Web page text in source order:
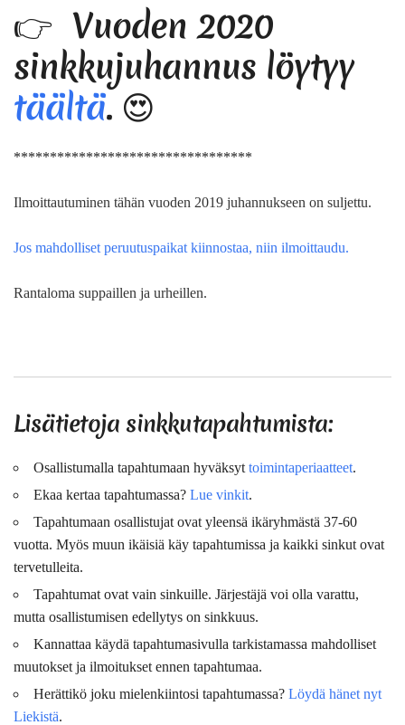
👉 Vuoden 2020
sinkkujuhannus löytyy
täältä. 😍
*********************************
Ilmoittautuminen tähän vuoden 2019 juhannukseen on suljettu.
Jos mahdolliset peruutuspaikat kiinnostaa, niin ilmoittaudu.
Rantaloma suppaillen ja urheillen.
Lisätietoja sinkkutapahtumista:
Osallistumalla tapahtumaan hyväksyt toimintaperiaatteet.
Ekaa kertaa tapahtumassa? Lue vinkit.
Tapahtumaan osallistujat ovat yleensä ikäryhmästä 37-60
vuotta. Myös muun ikäisiä käy tapahtumissa ja kaikki sinkut ovat
tervetulleita.
Tapahtumat ovat vain sinkuille. Järjestäjä voi olla varattu,
mutta osallistumisen edellytys on sinkkuus.
Kannattaa käydä tapahtumasivulla tarkistamassa mahdolliset
muutokset ja ilmoitukset ennen tapahtumaa.
Herättikö joku mielenkiintosi tapahtumassa? Löydä hänet nyt
Liekistä.